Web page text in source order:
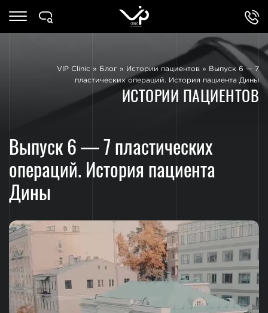
VIP Clinic » Блог » Истории пациентов »
Выпуск 6 — 7
пластических операций. История пациента Дины
ИСТОРИИ ПАЦИЕНТОВ
Выпуск 6 — 7 пластических
операций. История пациента
Дины